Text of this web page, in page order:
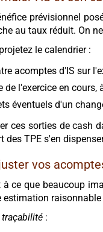
prévisionnel
au taux réduit. On
le calendrier :
acomptes d'IS sur
de l'exercice en
éventuels d'un
ces sorties de cash
des TPE s'en
vos
à ce que beaucoup
estimation
traçabilité :